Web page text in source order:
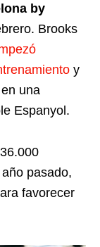
by
Brooks
y
una
Espanyol.
pasado,
favorecer